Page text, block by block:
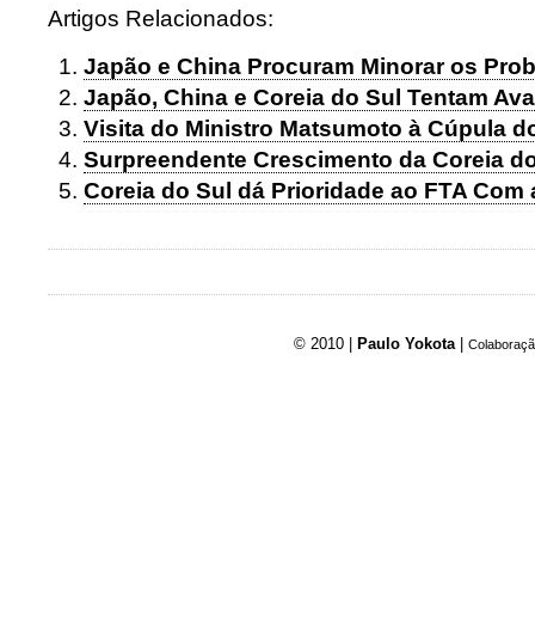
Artigos Relacionados:
Japão e China Procuram Minorar os
Japão, China e Coreia do Sul Tentam
Visita do Ministro Matsumoto à Cúpula
Surpreendente Crescimento da Coreia
Coreia do Sul dá Prioridade ao FTA Com
© 2010 | Paulo Yokota |